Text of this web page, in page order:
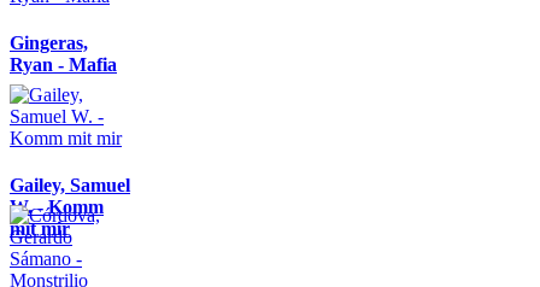
Gingeras,
Ryan - Mafia
Gailey, Samuel
W. - Komm
mit mir